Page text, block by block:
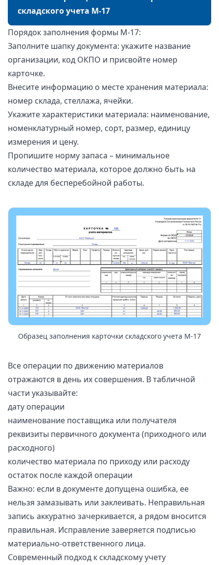
складского учета М-17
Порядок заполнения формы М-17:
Заполните шапку документа: укажите название
организации, код ОКПО и присвойте номер
карточке.
Внесите информацию о месте хранения материала:
номер склада, стеллажа, ячейки.
Укажите характеристики материала: наименование,
номенклатурный номер, сорт, размер, единицу
измерения и цену.
Пропишите норму запаса – минимальное
количество материала, которое должно быть на
складе для бесперебойной работы.
Образец заполнения карточки складского учета М-17
Все операции по движению материалов
отражаются в день их совершения. В табличной
части указывайте:
дату операции
наименование поставщика или получателя
реквизиты первичного документа (приходного или
расходного)
количество материала по приходу или расходу
остаток после каждой операции
Важно: если в документе допущена ошибка, ее
нельзя замазывать или заклеивать. Неправильная
запись аккуратно зачеркивается, а рядом вносится
правильная. Исправление заверяется подписью
материально-ответственного лица.
Современный подход к складскому учету